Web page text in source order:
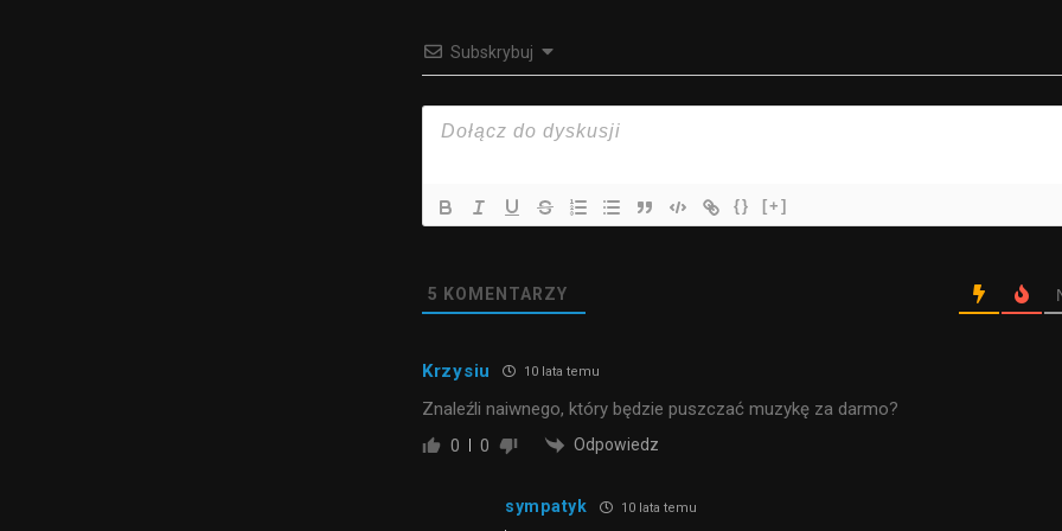
Subskrybuj
{} [+]
5 KOMENTARZY
Krzysiu 10 lata temu
Znaleźli naiwnego, który będzie puszczać muzykę za darmo?
0 0 Odpowiedz
sympatyk 10 lata temu